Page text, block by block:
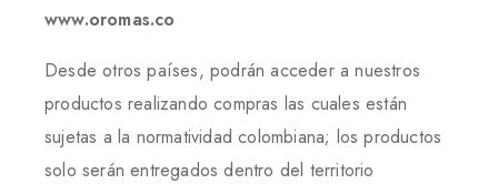
www.oromas.co
Desde otros países, podrán acceder a nuestros
productos realizando compras las cuales están
sujetas a la normatividad colombiana; los productos
solo serán entregados dentro del territorio